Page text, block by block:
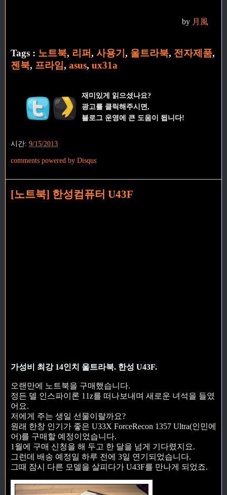
by 月風
Tags : 노트북, 리퍼, 사용기 , 울트라북, 전자제품,
젠북, 프라임, asus, ux31a
재미있게 읽으셨나요?
광고를 클릭해주시면,
블로그 운영에 큰 도움이 됩니다!
시간: 9/15/2013
comments powered by Disqus
[노트북] 한성컴퓨터 U43F
가성비 최강 14인치 울트라북. 한성 U43F.
오랜만에 노트북을 구매했습니다.
정든 델 인스파이론 11z를 떠나보내며 새로운 녀석을 들였
어요.
저에게 주는 생일 선물이랄까요?
원래 한창 인기가 좋은 U33X ForceRecon 1357 Ultra(인민에
어)를 구매할 예정이었습니다.
1월에 구매 신청을 해 두고 한 달을 넘게 기다렸지요.
그런데 배송 예정일 하루 전에 3일 연기되었습니다.
그때 잠시 다른 모델을 살피다가 U43F를 만나게 되었죠.